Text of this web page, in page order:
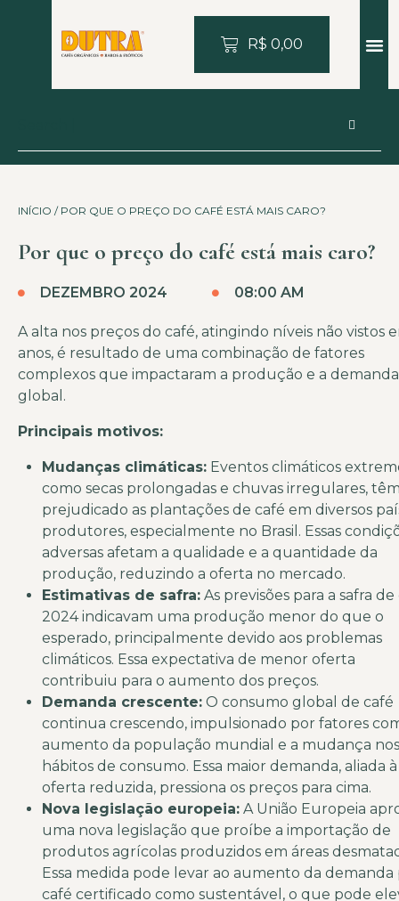
R$ 0,00
INÍCIO / POR QUE O PREÇO DO CAFÉ ESTÁ MAIS CARO?
Por que o preço do café está mais caro?
DEZEMBRO 2024 08:00 AM
A alta nos preços do café, atingindo níveis não vistos
anos, é resultado de uma combinação de fatores
complexos que impactaram a produção e a demanda
global.
Principais motivos:
Mudanças climáticas: Eventos climáticos
como secas prolongadas e chuvas irregulares,
prejudicado as plantações de café em diversos
produtores, especialmente no Brasil. Essas
adversas afetam a qualidade e a quantidade da
produção, reduzindo a oferta no mercado.
Estimativas de safra: As previsões para a safra
2024 indicavam uma produção menor do que o
esperado, principalmente devido aos problemas
climáticos. Essa expectativa de menor oferta
contribuiu para o aumento dos preços.
Demanda crescente: O consumo global de café
continua crescendo, impulsionado por fatores
aumento da população mundial e a mudança
hábitos de consumo. Essa maior demanda, aliada à
oferta reduzida, pressiona os preços para cima.
Nova legislação europeia: A União Europeia
uma nova legislação que proíbe a importação de
produtos agrícolas produzidos em áreas
Essa medida pode levar ao aumento da demanda
café certificado como sustentável, o que pode